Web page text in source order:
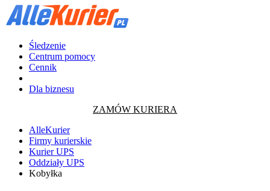
Śledzenie
Centrum pomocy
Cennik
Dla biznesu
ZAMÓW KURIERA
AlleKurier
Firmy kurierskie
Kurier UPS
Oddziały UPS
Kobyłka